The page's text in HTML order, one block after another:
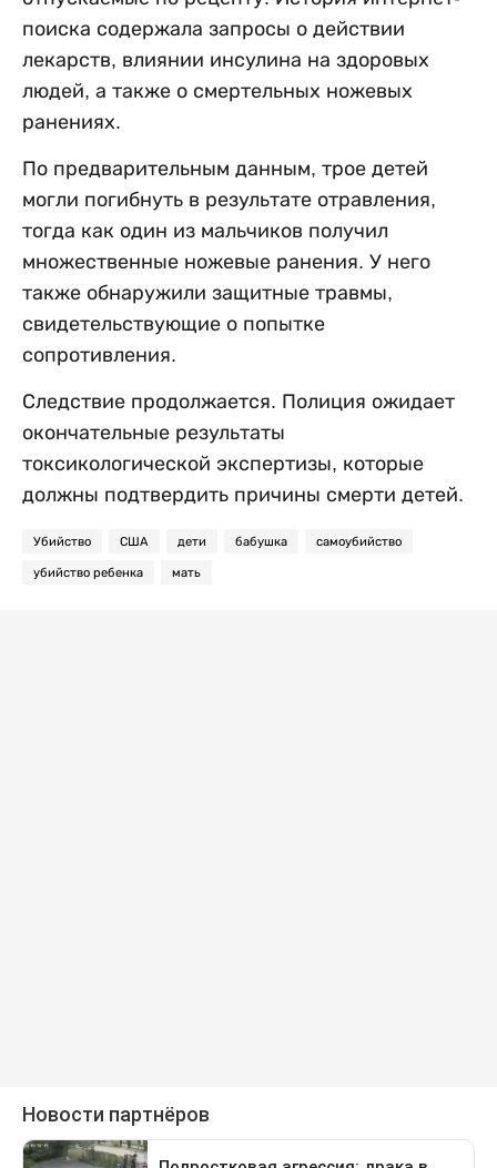
поиска содержала запросы о действии
лекарств, влиянии инсулина на здоровых
людей, а также о смертельных ножевых
ранениях.
По предварительным данным, трое детей
могли погибнуть в результате отравления,
тогда как один из мальчиков получил
множественные ножевые ранения. У него
также обнаружили защитные травмы,
свидетельствующие о попытке
сопротивления.
Следствие продолжается. Полиция ожидает
окончательные результаты
токсикологической экспертизы, которые
должны подтвердить причины смерти детей.
Убийство США дети бабушка самоубийство
убийство ребенка мать